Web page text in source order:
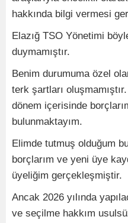
hakkında bilgi vermesi
Elazığ TSO Yönetimi
duymamıştır.
Benim durumuma özel
terk şartları
dönem içerisinde
bulunmaktayım.
Elimde tutmuş olduğum
borçlarım ve yeni üye
üyeliğim gerçekleşmiştir.
Ancak 2026 yılında
ve seçilme hakkım